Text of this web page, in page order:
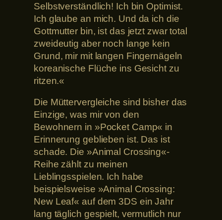
Selbstverständlich! Ich bin Optimist.
Ich glaube an mich. Und da ich die
Gottmutter bin, ist das jetzt zwar total
zweideutig aber noch lange kein
Grund, mir mit langen Fingernägeln
koreanische Flüche ins Gesicht zu
ritzen.«
Die Müttervergleiche sind bisher das
Einzige, was mir von den
Bewohnern in »Pocket Camp« in
Erinnerung geblieben ist. Das ist
schade. Die »Animal Crossing«-
Reihe zählt zu meinen
Lieblingsspielen. Ich habe
beispielsweise »Animal Crossing:
New Leaf« auf dem 3DS ein Jahr
lang täglich gespielt, vermutlich nur